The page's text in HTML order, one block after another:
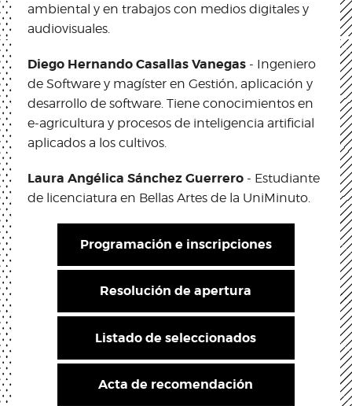
ambiental y en trabajos con medios digitales y
audiovisuales.
Diego Hernando Casallas Vanegas - Ingeniero
de Software y magíster en Gestión, aplicación y
desarrollo de software. Tiene conocimientos en
e-agricultura y procesos de inteligencia artificial
aplicados a los cultivos.
Laura Angélica Sánchez Guerrero - Estudiante
de licenciatura en Bellas Artes de la UniMinuto.
Programación e inscripciones
Resolución de apertura
Listado de seleccionados
Acta de recomendación